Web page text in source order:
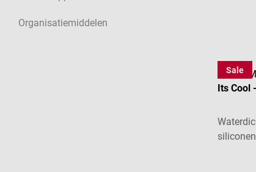
Organisatiemiddelen
Sale
Man &
Its Cool